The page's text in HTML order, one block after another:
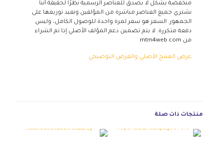
منخفضة بشكل لا يصدق للعناصر الرسمية نظرًا لحقيقة أننا
نشتري جميع العناصر مباشرة من المؤلفين ونعيد توزيعها على
الجمهور. السعر هو سعر لمرة واحدة للوصول الكامل، وليس
دفعة متكررة. لا يتم تضمين دعم المؤلف الأصلي إذا تم الشراء
من mtm4web.com.
عرض المنتج الأصلي والعرض التوضيحي
منتجات ذات صلة